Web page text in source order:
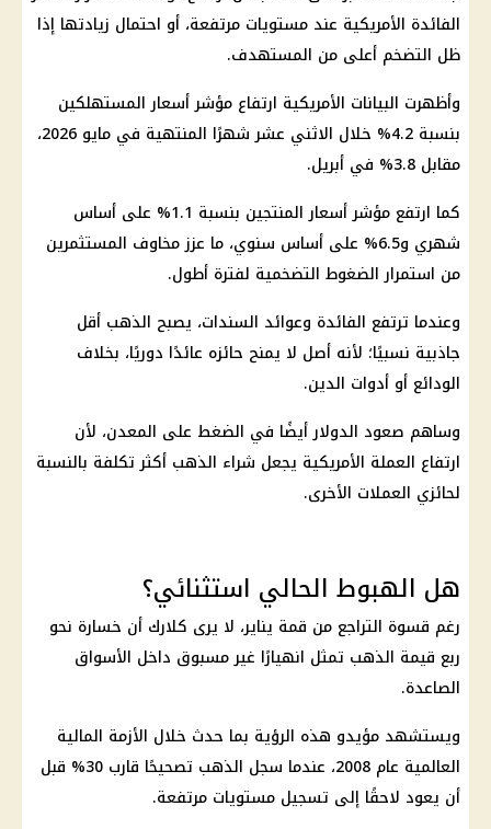
الفائدة الأمريكية عند مستويات مرتفعة، أو احتمال زيادتها إذا
ظل التضخم أعلى من المستهدف.
وأظهرت البيانات الأمريكية ارتفاع مؤشر أسعار المستهلكين
بنسبة 4.2% خلال الاثني عشر شهرًا المنتهية في مايو 2026،
مقابل 3.8% في أبريل.
كما ارتفع مؤشر أسعار المنتجين بنسبة 1.1% على أساس
شهري و6.5% على أساس سنوي، ما عزز مخاوف المستثمرين
من استمرار الضغوط التضخمية لفترة أطول.
وعندما ترتفع الفائدة وعوائد السندات، يصبح الذهب أقل
جاذبية نسبيًا؛ لأنه أصل لا يمنح حائزه عائدًا دوريًا، بخلاف
الودائع أو أدوات الدين.
وساهم صعود الدولار أيضًا في الضغط على المعدن، لأن
ارتفاع العملة الأمريكية يجعل شراء الذهب أكثر تكلفة بالنسبة
لحائزي العملات الأخرى.
هل الهبوط الحالي استثنائي؟
رغم قسوة التراجع من قمة يناير، لا يرى كلارك أن خسارة نحو
ربع قيمة الذهب تمثل انهيارًا غير مسبوق داخل الأسواق
الصاعدة.
ويستشهد مؤيدو هذه الرؤية بما حدث خلال الأزمة المالية
العالمية عام 2008، عندما سجل الذهب تصحيحًا قارب 30% قبل
أن يعود لاحقًا إلى تسجيل مستويات مرتفعة.